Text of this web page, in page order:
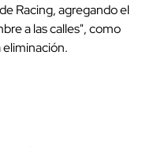
Racing, agregando el
a las calles", como
eliminación.